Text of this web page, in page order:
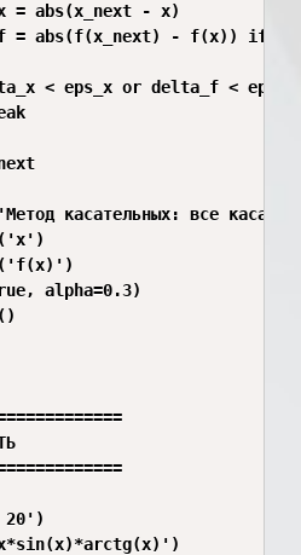
= abs(x_next - x)
= abs(f(x_next) - f(x)) if
< eps_x or delta_f <
касательных: все
alpha=0.3)
20')